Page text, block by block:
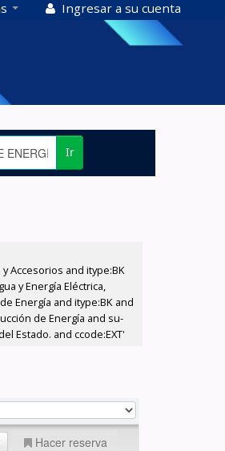
Ingresar a su cuenta
Ir
Accesorios and itype:BK
y Energía Eléctrica,
Energía and itype:BK and
de Energía and su-
Estado. and ccode:EXT'
Hacer reserva